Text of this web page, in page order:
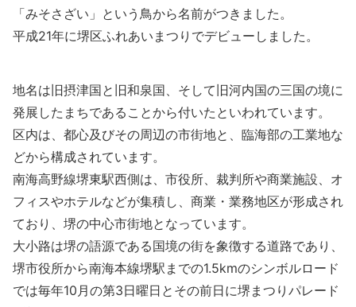
「みそさざい」という鳥から名前がつきました。
平成21年に堺区ふれあいまつりでデビューしました。
地名は旧摂津国と旧和泉国、そして旧河内国の三国の境に
発展したまちであることから付いたといわれています。
区内は、都心及びその周辺の市街地と、臨海部の工業地な
どから構成されています。
南海高野線堺東駅西側は、市役所、裁判所や商業施設、オ
フィスやホテルなどが集積し、商業・業務地区が形成され
ており、堺の中心市街地となっています。
大小路は堺の語源である国境の街を象徴する道路であり、
堺市役所から南海本線堺駅までの1.5kmのシンボルロード
では毎年10月の第3日曜日とその前日に堺まつりパレード